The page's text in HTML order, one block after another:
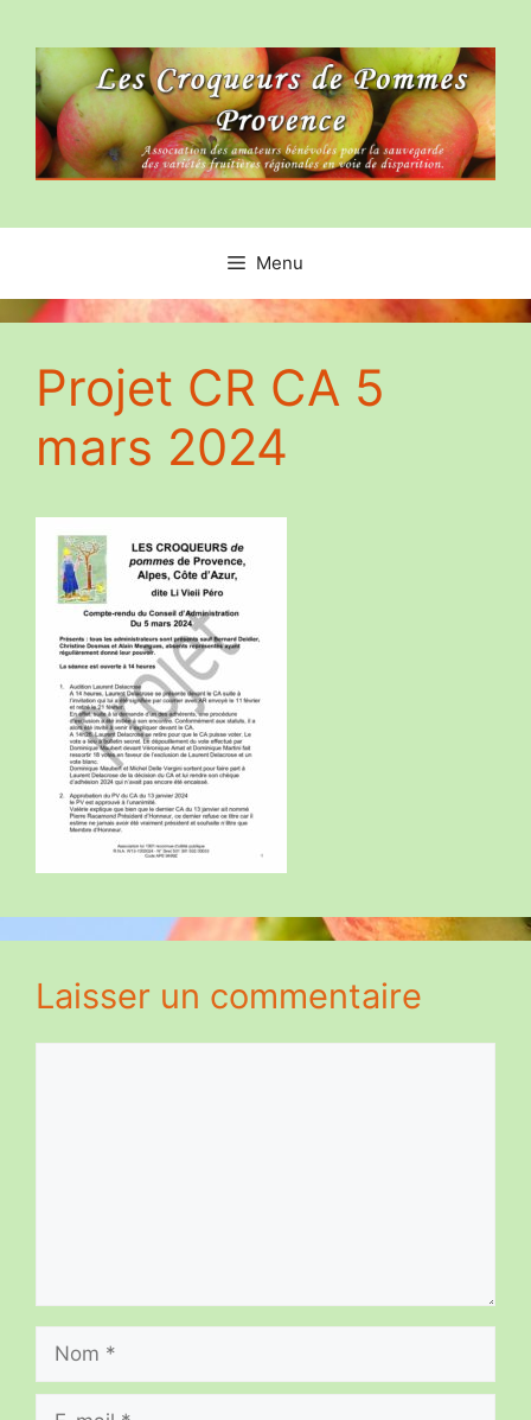
contenu
Menu
Projet CR CA 5
mars 2024
Laisser un commentaire